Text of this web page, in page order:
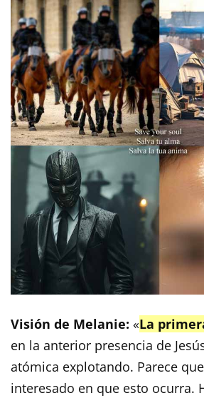
Visión de Melanie: «La
en la anterior presencia de
atómica explotando. Parece
interesado en que esto ocurra.